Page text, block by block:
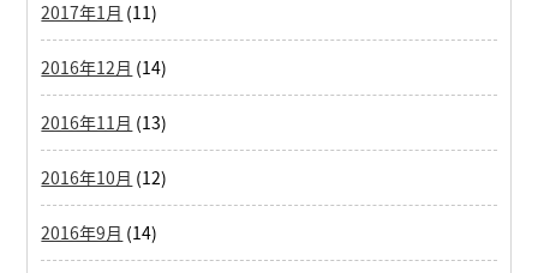
2017年1月 (11)
2016年12月 (14)
2016年11月 (13)
2016年10月 (12)
2016年9月 (14)